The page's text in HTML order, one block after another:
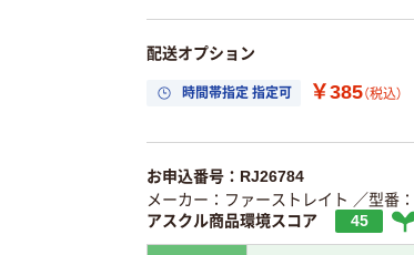
配送オプション
時間帯指定 指定可 ￥385（税込）
お申込番号：RJ26784
メーカー：ファーストレイト ／型番
アスクル商品環境スコア
45